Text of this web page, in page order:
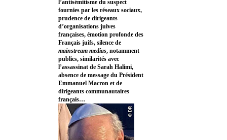
l’antisémitisme du suspect
fournies par les réseaux sociaux,
prudence de dirigeants
d’organisations juives
françaises, émotion profonde des
Français juifs, silence de
mainstream medias, notamment
publics, similarités avec
l’assassinat de Sarah Halimi,
absence de message du Président
Emmanuel Macron et de
dirigeants communautaires
français…